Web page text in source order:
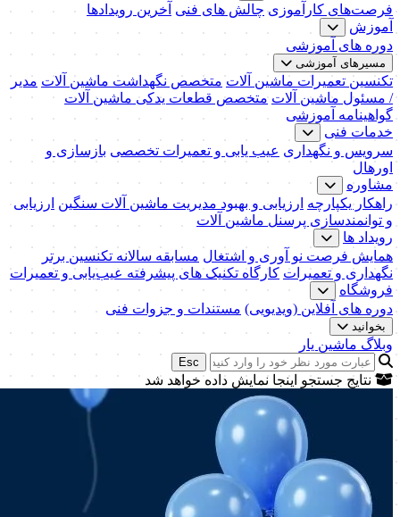
فرصت‌های کارآموزی چالش های فنی آخرین رویدادها
آموزش
دوره های آموزشی
مسیرهای آموزشی
تکنسین تعمیرات ماشین آلات متخصص نگهداشت ماشین آلات مدیر
/ مسئول ماشین آلات متخصص قطعات یدکی ماشین آلات
گواهینامه آموزشی
خدمات فنی
سرویس و نگهداری عیب یابی و تعمیرات تخصصی بازسازی و
اورهال
مشاوره
راهکار یکپارچه ارزیابی و بهبود مدیریت ماشین آلات سنگین ارزیابی
و توانمندسازی پرسنل ماشین آلات
رویداد ها
همایش فرصت نو آوری و اشتغال مسابقه سالانه تکنسین برتر
نگهداری و تعمیرات کارگاه تکنیک‌ های پیشرفته عیب‌یابی و تعمیرات
فروشگاه
دوره های آفلاین (ویدیویی) مستندات و جزوات فنی
بخوانید
وبلاگ ماشین یار
Esc
نتایج جستجو اینجا نمایش داده خواهد شد